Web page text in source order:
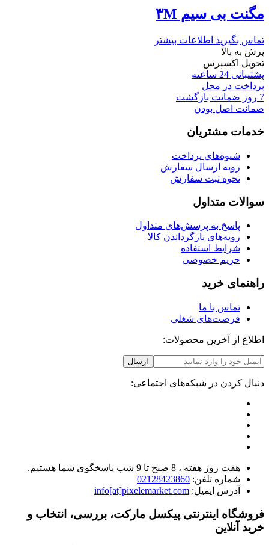
مگنت بی سیم ۳M
تماس بگیرید اطلاعات بیشتر
پرش به بالا
تحویل اکسپرس
پشتیبانی 24 ساعته
پرداخت در محل
7 روز ضمانت بازگشت
ضمانت اصل بودن
خدمات مشتریان
شیوه‌های پرداخت
رویه ارسال سفارش
نحوه ثبت سفارش
سوالات متداول
پاسخ به پرسش‌های متداول
رویه‌های بازگرداندن کالا
شرایط استفاده
حریم خصوصی
راهنمای خرید
تماس با ما
فرصت‌های شغلی
اطلاع از آخرین محصولات:
ارسال
دنبال کردن در شبکه‌های اجتماعی:
هفت روز هفته ، 8 صبح تا 9 شب پاسخگوی شما هستیم.
شماره تلفن: 02128423860
آدرس ایمیل: info[at]pixelemarket.com
فروشگاه اینترنتی پیکسل مارکت، بررسی، انتخاب و
خرید آنلاین